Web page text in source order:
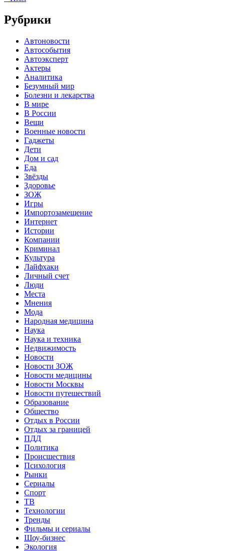
Рубрики
Автоновости
Автособытия
Автоэксперт
Актеры
Аналитика
Безумный мир
Болезни и лекарства
В мире
В России
Вещи
Военные новости
Гаджеты
Дети
Дом и сад
Еда
Звёзды
Здоровье
ЗОЖ
Игры
Импортозамещение
Интернет
Истории
Компании
Криминал
Культура
Лайфхаки
Личный счет
Люди
Места
Мнения
Мода
Народная медицина
Наука
Наука и техника
Недвижимость
Новости
Новости ЗОЖ
Новости медицины
Новости Москвы
Новости путешествий
Образование
Общество
Отдых в России
Отдых за границей
ПДД
Политика
Происшествия
Психология
Рынки
Сериалы
Спорт
ТВ
Технологии
Тренды
Фильмы и сериалы
Шоу-бизнес
Экология